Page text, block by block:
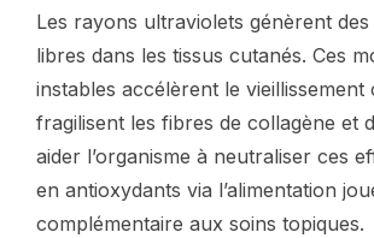
Les rayons ultraviolets génèrent
libres dans les tissus cutanés. Ces
instables accélèrent le vieillissement
fragilisent les fibres de collagène et
aider l’organisme à neutraliser ces
en antioxydants via l’alimentation
complémentaire aux soins topiques.